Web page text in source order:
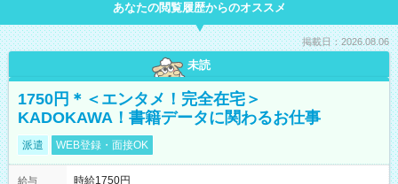
あなたの閲覧履歴からのオススメ
掲載日：2026.08.06
未読
1750円＊＜エンタメ！完全在宅＞
KADOKAWA！書籍データに関わるお仕事
派遣 WEB登録・面接OK
給与
時給1750円